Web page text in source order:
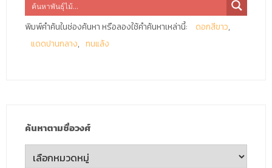
พิมพ์คำค้นในช่องค้นหา หรือลองใช้คำค้นหาเหล่านี้:
ดอกสีขาว
แดดปานกลาง
ทนแล้ง
ค้นหาตามชื่อวงศ์
ค้นหา
ตาม